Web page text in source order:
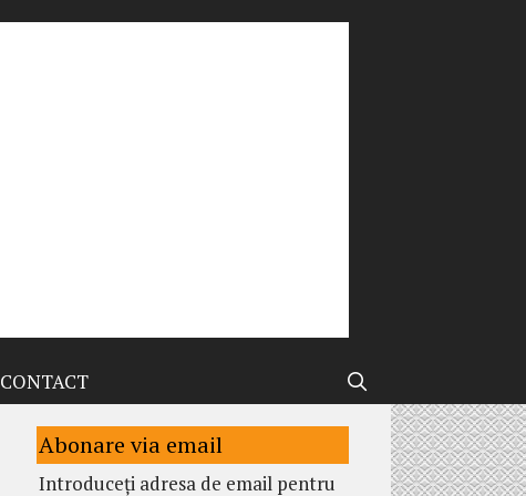
CONTACT
Abonare via email
Introduceți adresa de email pentru